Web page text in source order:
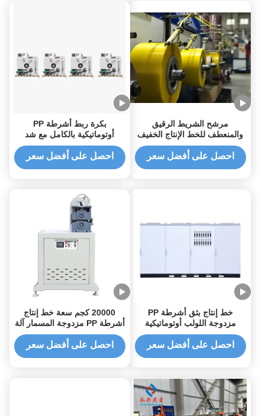
مرشح الشريط الرقيق
والمنعطف للخط الإنتاج الخفيف
احصل على أفضل سعر
بكرة ربط أشرطة PP
أوتوماتيكية بالكامل مع شد
شريط قابل للتعديل وللربط
احصل على أفضل سعر
خط إنتاج بثق أشرطة PP
مزدوجة اللولب أوتوماتيكية
بالكامل من الفولاذ المقاوم
للصدأ 304 لشرائط التعبئة عالية
احصل على أفضل سعر
20000 كجم سعة خط إنتاج
أشرطة PP مزدوجة المسمار آلة
صنع أشرطة PP التلقائية بالكامل
احصل على أفضل سعر